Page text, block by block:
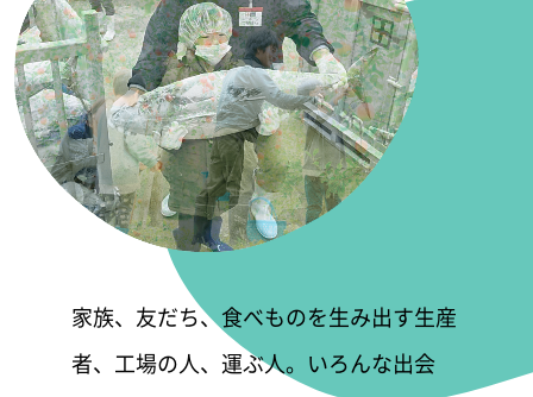
家族、友だち、食べものを生み出す生産
者、工場の人、運ぶ人。いろんな出会